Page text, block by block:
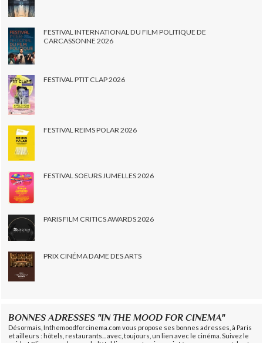
FESTIVAL INTERNATIONAL DU FILM POLITIQUE DE
CARCASSONNE 2026
FESTIVAL PTIT CLAP 2026
FESTIVAL REIMS POLAR 2026
FESTIVAL SOEURS JUMELLES 2026
PARIS FILM CRITICS AWARDS 2026
PRIX CINÉMA DAME DES ARTS
BONNES ADRESSES "IN THE MOOD FOR CINEMA"
Désormais, Inthemoodforcinema.com vous propose ses bonnes adresses, à Paris
et ailleurs : hôtels, restaurants... avec, toujours, un lien avec le cinéma. Suivez le